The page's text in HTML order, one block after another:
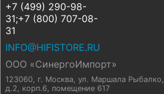
+7 (499) 290-98-
31;+7 (800) 707-08-
31
INFO@HIFISTORE.RU
ООО «СинергоИмпорт»
123060, г. Москва, ул. Маршала Рыбалко,
д.2, корп.6, помещение 617